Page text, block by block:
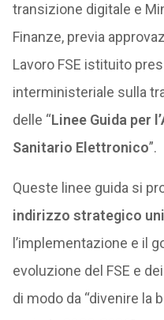
transizione digitale e
Finanze, previa
Lavoro FSE istituito
interministeriale sulla
delle “Linee Guida per
Sanitario Elettronico”.
Queste linee guida si
indirizzo strategico
l’implementazione e il
evoluzione del FSE e
di modo da “divenire la